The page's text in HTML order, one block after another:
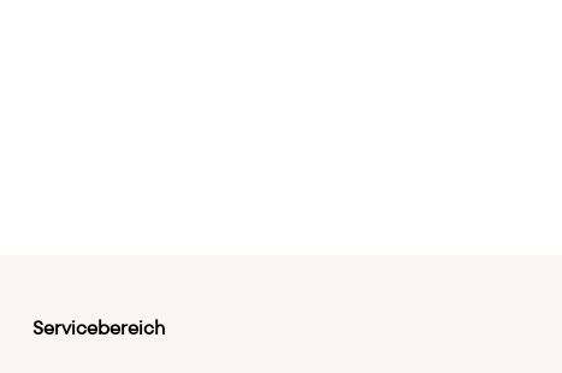
Servicebereich